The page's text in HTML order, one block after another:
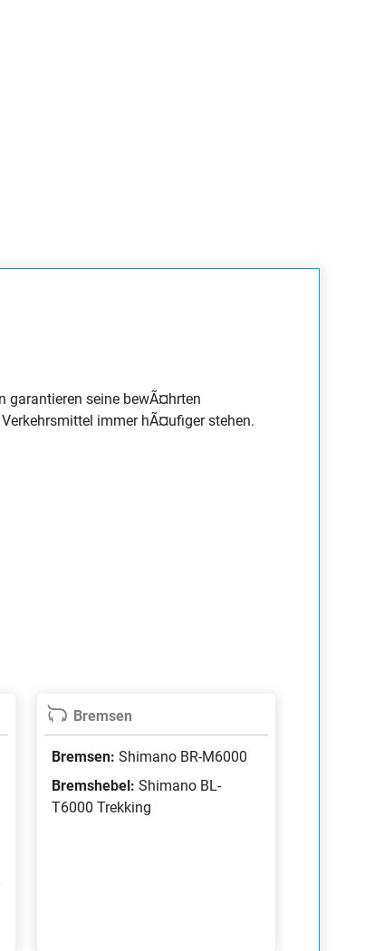
garantieren seine bewÃ¤hrten
immer hÃ¤ufiger stehen.
Bremsen
Bremsen: Shimano BR-M6000
Bremshebel: Shimano BL-
T6000 Trekking